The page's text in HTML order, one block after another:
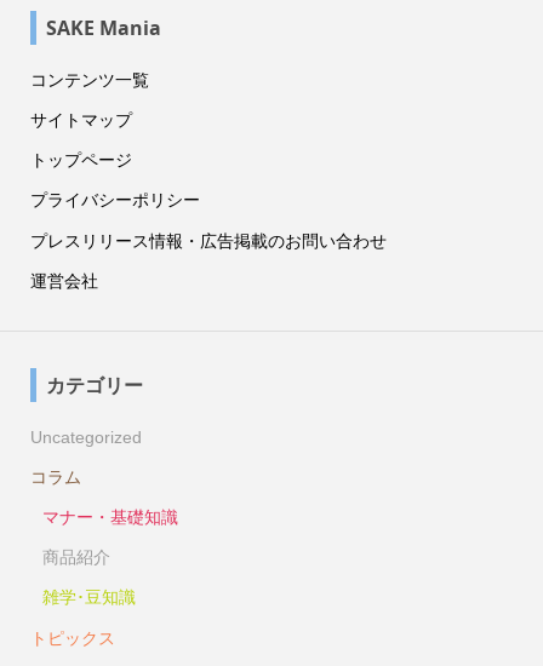
SAKE Mania
コンテンツ一覧
サイトマップ
トップページ
プライバシーポリシー
プレスリリース情報・広告掲載のお問い合わせ
運営会社
カテゴリー
Uncategorized
コラム
マナー・基礎知識
商品紹介
雑学･豆知識
トピックス